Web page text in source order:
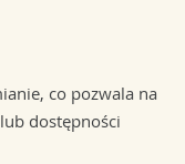
co pozwala na
dostępności